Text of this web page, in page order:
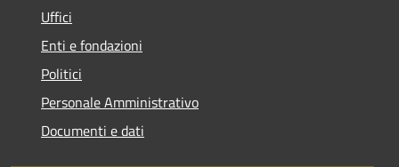
Uffici
Enti e fondazioni
Politici
Personale Amministrativo
Documenti e dati